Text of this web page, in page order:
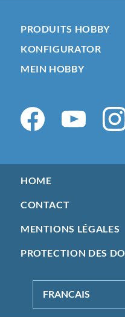
PRODUITS HOBBY
KONFIGURATOR
MEIN HOBBY
HOME
CONTACT
MENTIONS LÉGALES
PROTECTION DES
FRANCAIS